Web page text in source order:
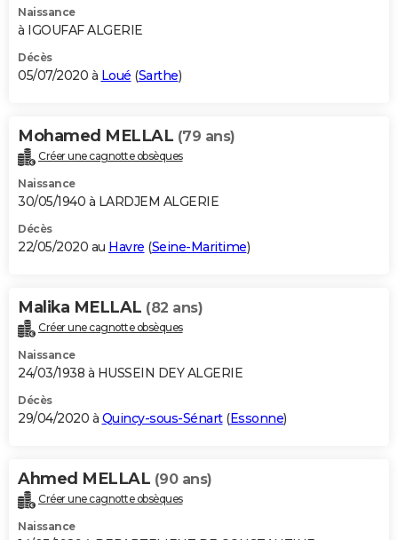
Naissance
à IGOUFAF ALGERIE
Décès
05/07/2020 à Loué (Sarthe)
Mohamed MELLAL (79 ans)
Créer une cagnotte obsèques
Naissance
30/05/1940 à LARDJEM ALGERIE
Décès
22/05/2020 au Havre (Seine-Maritime)
Malika MELLAL (82 ans)
Créer une cagnotte obsèques
Naissance
24/03/1938 à HUSSEIN DEY ALGERIE
Décès
29/04/2020 à Quincy-sous-Sénart(Essonne)
Ahmed MELLAL (90 ans)
Créer une cagnotte obsèques
Naissance